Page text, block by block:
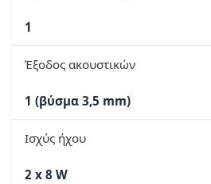
1
Έξοδος ακουστικών
1 (βύσμα 3,5 mm)
Ισχύς ήχου
2 x 8 W